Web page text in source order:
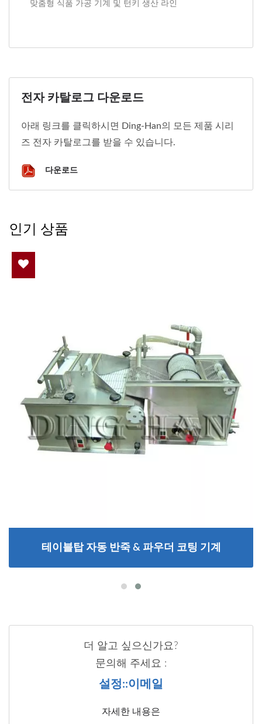
맞춤형 식품 가공 기계 및 턴키 생산 라인
전자 카탈로그 다운로드
아래 링크를 클릭하시면 Ding-Han의 모든 제품 시리
즈 전자 카탈로그를 받을 수 있습니다.
다운로드
인기 상품
테이블탑 자동 반죽 & 파우더 코팅 기계
더 알고 싶으신가요?
문의해 주세요 :
설정::이메일
자세한 내용은